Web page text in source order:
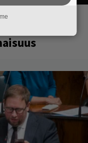
tutun
om